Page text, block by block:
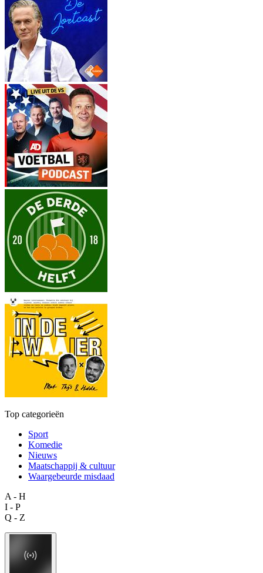
Top categorieën
Sport
Komedie
Nieuws
Maatschappij & cultuur
Waargebeurde misdaad
A - H
I - P
Q - Z